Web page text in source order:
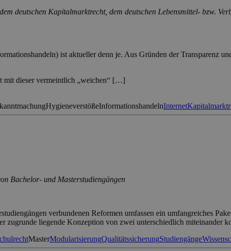
deutschen Kapitalmarktrecht, dem deutschen Lebensmittel- bzw.
ist aktueller denn je. Aus Gründen der Transparenz
mit dieser vermeintlich „weichen“ […]
HygieneverstößeInformationshandelnInternet
Bachelor- und Masterstudiengängen
verbundenen Reformen umfassen ein umfangreiches
zugrunde liegende Konzeption von zwei unterschiedlich miteinander
MasterModularisierungQualitätssicherungStudiengänge